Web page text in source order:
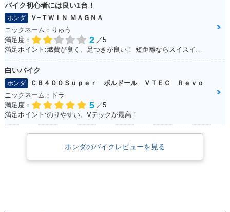
バイク初心者には良い1台！
ホンダ
Ｖ−ＴＷＩＮ ＭＡＧＮＡ
ニックネーム：りゅう
満足度：
2 ／5
満足ポイント:燃費が良く、足つきが良い！ 短距離ならスイスイいけます！ パーツもたくさんあるのでカスタマイズしやすいです。
白いバイク
ホンダ
ＣＢ４００Ｓｕｐｅｒ ボルドール ＶＴＥＣ Ｒｅｖｏ
ニックネーム：ドラ
満足度：
5 ／5
満足ポイント:のりやすい。Vテックが最高！
ホンダのバイクレビューを見る